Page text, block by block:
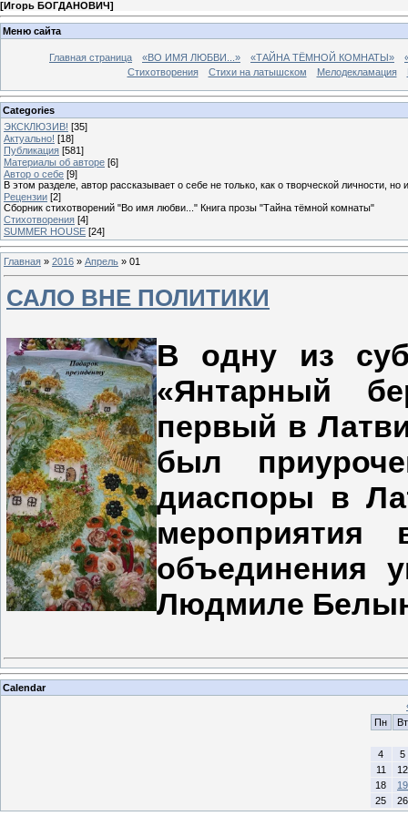
[Игорь БОГДАНОВИЧ]
Меню сайта
Главная страница «ВО ИМЯ ЛЮБВИ...» «ТАЙНА ТЁМНОЙ КОМНАТЫ»
Стихотворения
Стихи на латышском Мелодекламация
Categories
ЭКСКЛЮЗИВ! [35]
Актуально! [18]
Публикация [581]
Материалы об авторе [6]
Автор о себе [9]
В этом разделе, автор рассказывает о себе не только, как о творческой личности,
Рецензии [2]
Сборник стихотворений "Во имя любви..." Книга прозы "Тайна тёмной комнаты"
Стихотворения [4]
SUMMER HOUSE [24]
Главная » 2016 » Апрель » 01
САЛО ВНЕ ПОЛИТИКИ
В одну из
«Янтарный
первый в
был
диаспоры в
мероприятия
объединения
Людмиле
Calendar
Пн
Вт
4
5
11
12
18
19
25
26